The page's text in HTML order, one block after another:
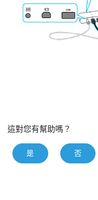
這對您有幫助嗎？
是 否